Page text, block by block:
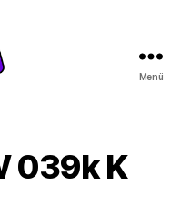
Menü
039k K